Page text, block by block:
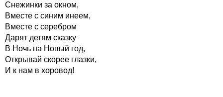
Снежинки за окном,
Вместе с синим инеем,
Вместе с серебром
Дарят детям сказку
В Ночь на Новый год,
Открывай скорее глазки,
И к нам в хоровод!